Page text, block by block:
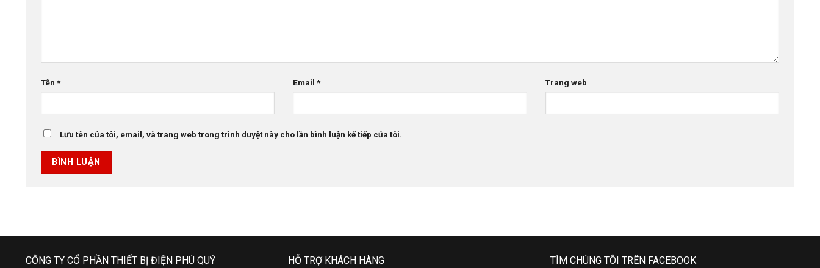
Tên * Email* Trang web
Lưu tên của tôi, email, và trang web trong trình duyệt này cho lần bình luận kế tiếp của tôi.
CÔNG TY CỔ PHẦN THIẾT BỊ ĐIỆN PHÚ QUÝ HỖ TRỢ KHÁCH HÀNG TÌM CHÚNG TÔI TRÊN FACEBOOK